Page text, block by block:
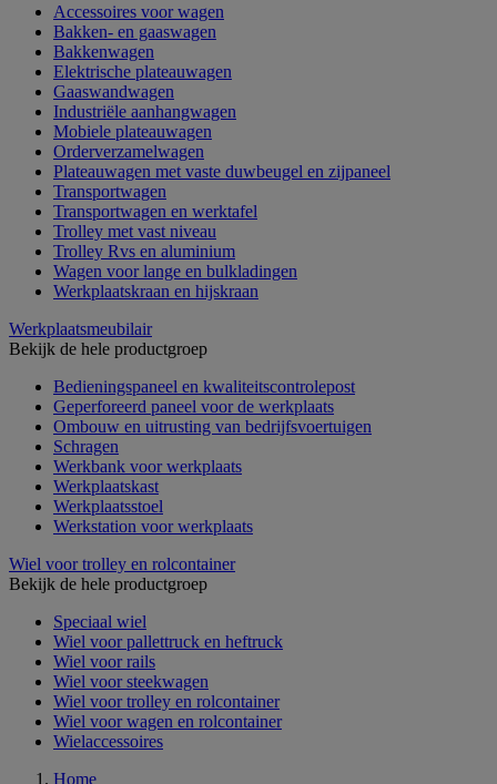
Accessoires voor wagen
Bakken- en gaaswagen
Bakkenwagen
Elektrische plateauwagen
Gaaswandwagen
Industriële aanhangwagen
Mobiele plateauwagen
Orderverzamelwagen
Plateauwagen met vaste duwbeugel en zijpaneel
Transportwagen
Transportwagen en werktafel
Trolley met vast niveau
Trolley Rvs en aluminium
Wagen voor lange en bulkladingen
Werkplaatskraan en hijskraan
Werkplaatsmeubilair
Bekijk de hele productgroep
Bedieningspaneel en kwaliteitscontrolepost
Geperforeerd paneel voor de werkplaats
Ombouw en uitrusting van bedrijfsvoertuigen
Schragen
Werkbank voor werkplaats
Werkplaatskast
Werkplaatsstoel
Werkstation voor werkplaats
Wiel voor trolley en rolcontainer
Bekijk de hele productgroep
Speciaal wiel
Wiel voor pallettruck en heftruck
Wiel voor rails
Wiel voor steekwagen
Wiel voor trolley en rolcontainer
Wiel voor wagen en rolcontainer
Wielaccessoires
Home